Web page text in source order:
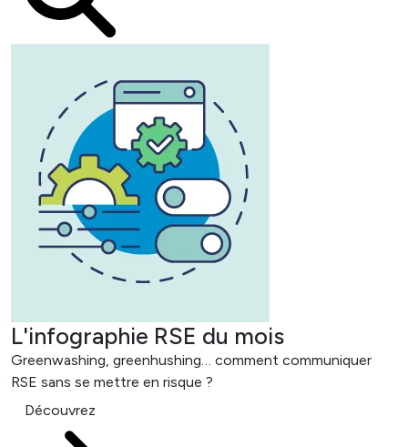
L'infographie RSE du mois
Greenwashing, greenhushing… comment communiquer
RSE sans se mettre en risque ?
Découvrez